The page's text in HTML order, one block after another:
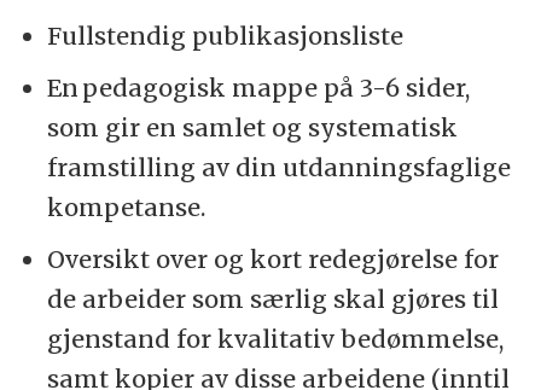
Fullstendig publikasjonsliste
En pedagogisk mappe på 3-6 sider,
som gir en samlet og systematisk
framstilling av din utdanningsfaglige
kompetanse.
Oversikt over og kort redegjørelse for
de arbeider som særlig skal gjøres til
gjenstand for kvalitativ bedømmelse,
samt kopier av disse arbeidene (inntil